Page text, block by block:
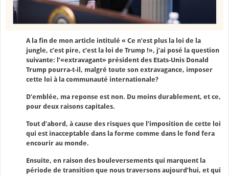
A la fin de mon article intitulé « Ce n’est plus la loi de la
jungle, c’est pire, c’est la loi de Trump !», j’ai posé la question
suivante: l’«extravagant» président des Etats-Unis Donald
Trump pourra-t-il, malgré toute son extravagance, imposer
cette loi à la communauté internationale?
D’emblée, ma reponse est non. Du moins durablement, et ce,
pour deux raisons capitales.
Tout d’abord, à cause des risques que l’imposition de cette loi
qui est inacceptable dans la forme comme dans le fond fera
encourir au monde.
Ensuite, en raison des bouleversements qui marquent la
période de transition que nous traversons aujourd’hui, et qui